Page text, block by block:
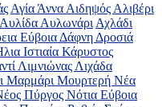
Αγία Άννα Αιδηψός Αλιβέρι
Αυλίδα Αυλωνάρι Αχλάδι
Εύβοια Δάφνη Δροσιά
Ιστιαία Κάρυστος
Λιμνιώνας Λιχάδα
Μαρμάρι Μουρτερή Νέα
Πύργος Νότια Εύβοια